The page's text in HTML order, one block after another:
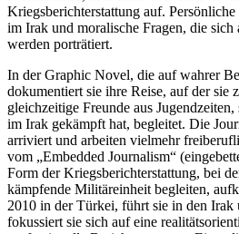
Kriegsberichterstattung auf.
im Irak und moralische Fragen, die sich
werden porträtiert.
In der Graphic Novel, die auf wahrer
dokumentiert sie ihre Reise, auf der sie
gleichzeitige Freunde aus
im Irak gekämpft hat, begleitet. Die
arriviert und arbeiten vielmehr
vom „Embedded Journalism“
Form der Kriegsberichterstattung, bei
kämpfende Militäreinheit begleiten,
2010 in der Türkei, führt sie in den Irak
fokussiert sie sich auf eine